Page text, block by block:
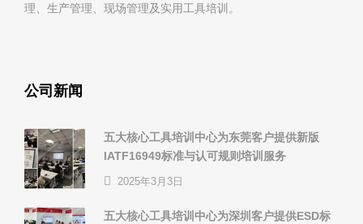
理、生产管理、现场管理及实用工具培训。
公司新闻
五大核心工具培训中心为东莞客户提供新版
IATF16949标准与认可规则培训服务
2025年3月3日
五大核心工具培训中心为深圳客户提供ESD标